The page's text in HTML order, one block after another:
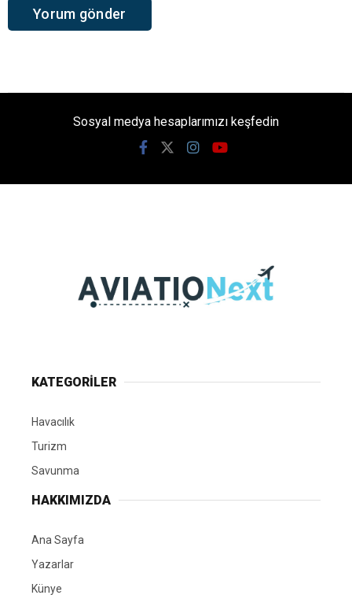
Sosyal medya hesaplarımızı keşfedin
KATEGORİLER
Havacılık
Turizm
Savunma
HAKKIMIZDA
Ana Sayfa
Yazarlar
Künye